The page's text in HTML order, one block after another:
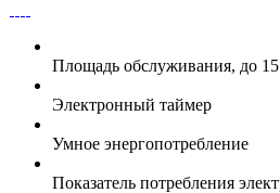
Площадь обслуживания, до
Электронный таймер
Умное энергопотребление
Показатель потребления